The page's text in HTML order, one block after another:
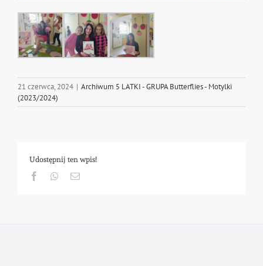
21 czerwca, 2024 | Archiwum 5 LATKI - GRUPA Butterflies - Motylki
(2023/2024)
Udostępnij ten wpis!
FacebookWhatsapp
Email